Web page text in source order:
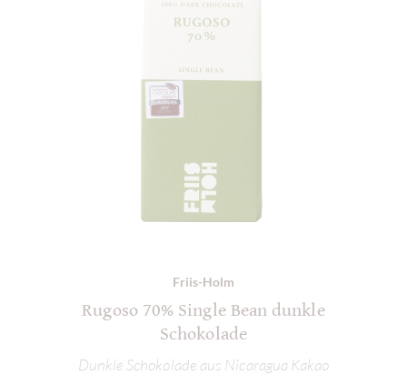
Friis-Holm
Rugoso 70% Single Bean dunkle
Schokolade
Dunkle Schokolade aus Nicaragua Kakao